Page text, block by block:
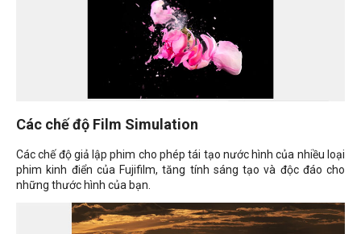
Các chế độ Film Simulation
Các chế độ giả lập phim cho phép tái tạo nước hình của nhiều loại
phim kinh điển của Fujifilm, tăng tính sáng tạo và độc đáo cho
những thước hình của bạn.